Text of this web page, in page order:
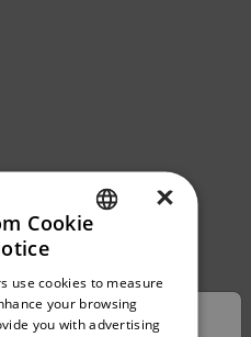
language from the
GERMAN
FRENCH
×
Cookie
use cookies to measure
your browsing
you with advertising